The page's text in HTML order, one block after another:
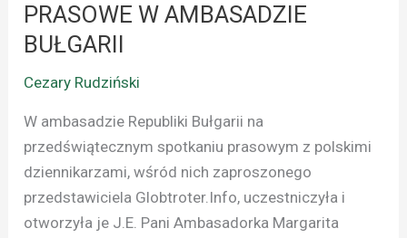
PRASOWE W AMBASADZIE
BUŁGARII
Cezary Rudziński
W ambasadzie Republiki Bułgarii na
przedświątecznym spotkaniu prasowym z polskimi
dziennikarzami, wśród nich zaproszonego
przedstawiciela Globtroter.Info, uczestniczyła i
otworzyła je J.E. Pani Ambasadorka Margarita